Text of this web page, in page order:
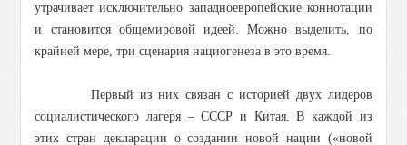
утрачивает исключительно западноевропейские коннотации
и становится общемировой идеей. Можно выделить, по
крайней мере, три сценария нациогенеза в это время.
Первый из них связан с историей двух лидеров
социалистического лагеря – СССР и Китая. В каждой из
этих стран декларации о создании новой нации («новой